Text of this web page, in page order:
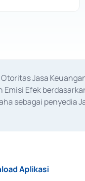
Jasa
Emisi Efek
sebagai penyedia
Aplikasi